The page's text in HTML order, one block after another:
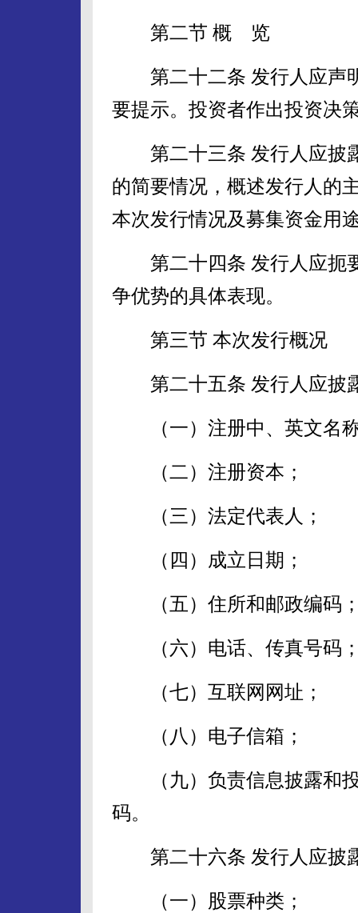
第二节 概 览
第二十二条 发行人应声
要提示。投资者作出投资决
第二十三条 发行人应披
的简要情况，概述发行人的
本次发行情况及募集资金用
第二十四条 发行人应扼
争优势的具体表现。
第三节 本次发行概况
第二十五条 发行人应披
（一）注册中、英文名
（二）注册资本；
（三）法定代表人；
（四）成立日期；
（五）住所和邮政编码
（六）电话、传真号码
（七）互联网网址；
（八）电子信箱；
（九）负责信息披露和投
码。
第二十六条 发行人应披
（一）股票种类；